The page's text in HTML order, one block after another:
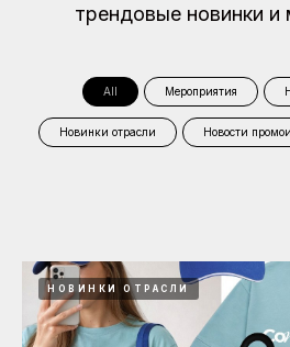
трендовые новинки и
All Мероприятия
Новинки отрасли Новости
НОВИНКИ ОТРАСЛИ